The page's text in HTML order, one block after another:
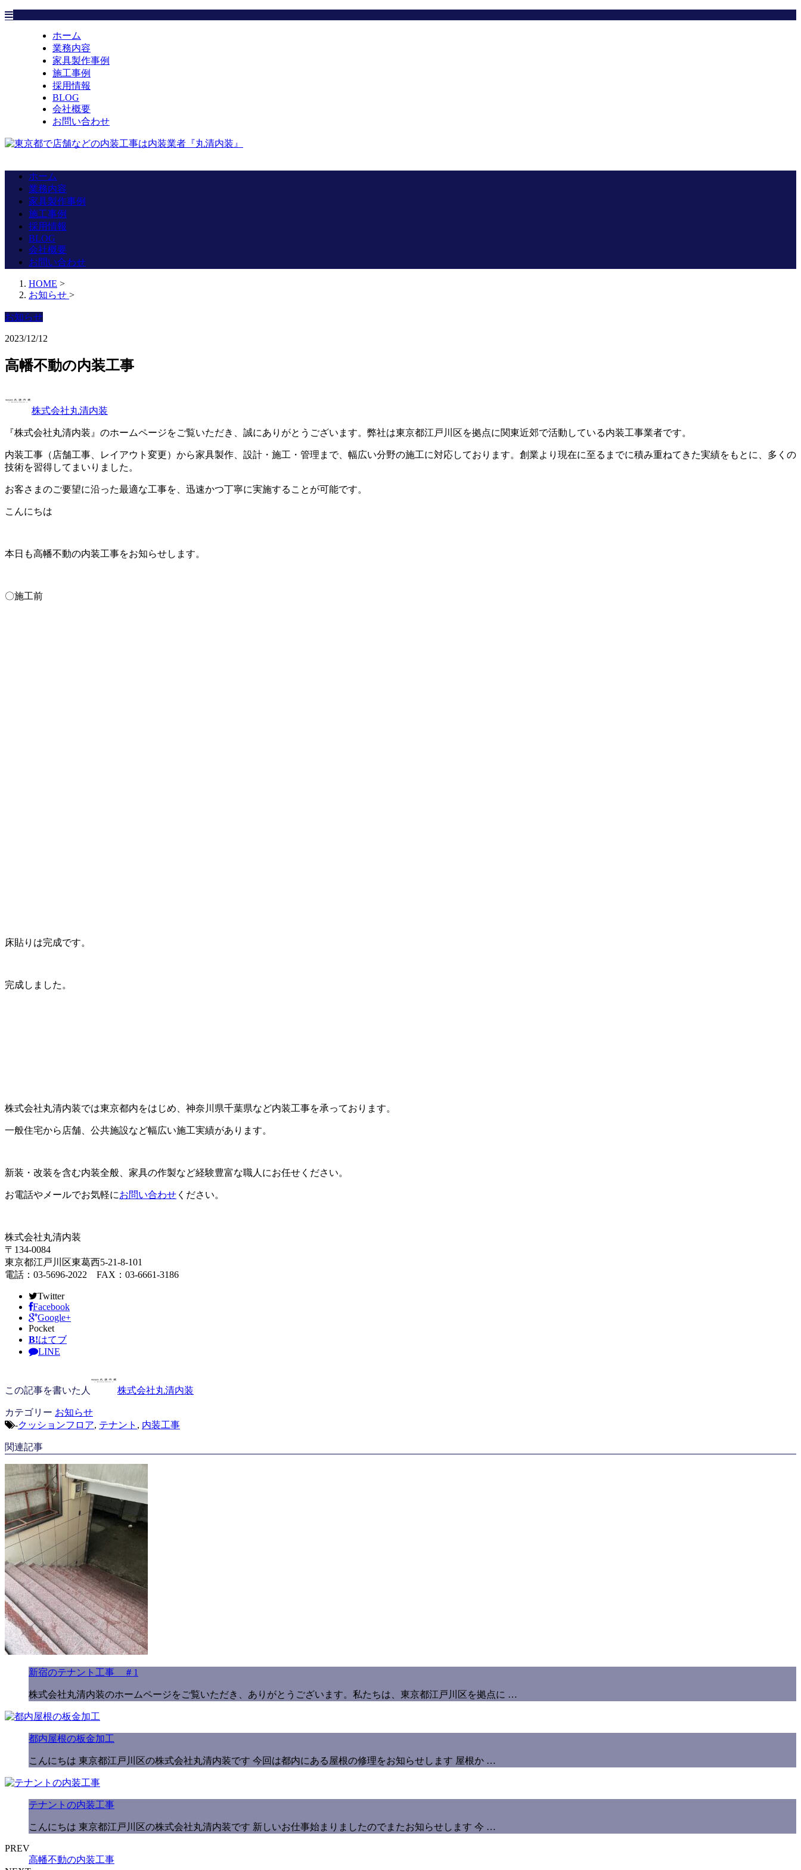
ホーム
業務内容
家具製作事例
施工事例
採用情報
BLOG
会社概要
お問い合わせ
ホーム
業務内容
家具製作事例
施工事例
採用情報
BLOG
会社概要
お問い合わせ
HOME >
お知らせ >
お知らせ
2023/12/12
高幡不動の内装工事
株式会社丸清内装
『株式会社丸清内装』のホームページをご覧いただき、誠にありがとうございます。弊社は東京都江戸川区を拠点に関東近郊で活動している内装工事業者です。
内装工事（店舗工事、レイアウト変更）から家具製作、設計・施工・管理まで、幅広い分野の施工に対応しております。創業より現在に至るまでに積み重ねてきた実績をもとに、多くの
技術を習得してまいりました。
お客さまのご要望に沿った最適な工事を、迅速かつ丁寧に実施することが可能です。
こんにちは
本日も高幡不動の内装工事をお知らせします。
〇施工前
床貼りは完成です。
完成しました。
株式会社丸清内装では東京都内をはじめ、神奈川県千葉県など内装工事を承っております。
一般住宅から店舗、公共施設など幅広い施工実績があります。
新装・改装を含む内装全般、家具の作製など経験豊富な職人にお任せください。
お電話やメールでお気軽にお問い合わせ ください。
株式会社丸清内装
〒134-0084
東京都江戸川区東葛西5-21-8-101
電話：03-5696-2022 FAX：03-6661-3186
Twitter
Facebook
Google+
Pocket
B!はてブ
LINE
この記事を書いた人 株式会社丸清内装
カテゴリー お知らせ
-クッションフロア, テナント , 内装工事
関連記事
新宿のテナント工事 ＃1
株式会社丸清内装のホームページをご覧いただき、ありがとうございます。私たちは、東京都江戸川区を拠点に …
都内屋根の板金加工
こんにちは 東京都江戸川区の株式会社丸清内装です 今回は都内にある屋根の修理をお知らせします 屋根か …
テナントの内装工事
こんにちは 東京都江戸川区の株式会社丸清内装です 新しいお仕事始まりましたのでまたお知らせします 今 …
PREV
高幡不動の内装工事